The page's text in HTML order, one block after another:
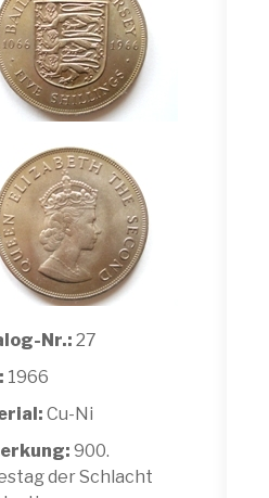
Nr.: 27
1966
Cu-Ni
900.
der Schlacht